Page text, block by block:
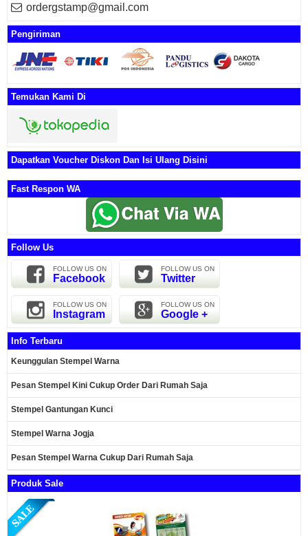
ordergstamp@gmail.com
Pengiriman
Temukan Kami Di
Dapatkan Voucher Diskon Dan Isi Ulang Disini
Fast Respon WA
Follow Us
FOLLOW US ON
Facebook
FOLLOW US ON
Twitter
FOLLOW US ON
Instagram
FOLLOW US ON
Google +
Info Terbaru
Keunggulan Stempel Warna
Pesan Stempel Kini Cukup Order Dari Rumah Saja
Stempel Gantungan Kunci
Stempel Warna Jogja
Pesan Stempel Warna Cukup Dari Rumah Saja
Produk Sale